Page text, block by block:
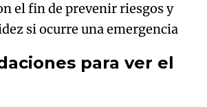
el fin de prevenir riesgos y
si ocurre una emergencia
para ver el